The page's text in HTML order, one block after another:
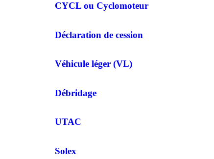
CYCL ou Cyclomoteur
Déclaration de cession
Véhicule léger (VL)
Débridage
UTAC
Solex